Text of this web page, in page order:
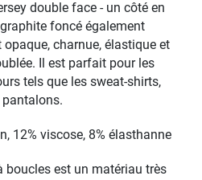
double face - un côté en
foncé également
charnue, élastique et
Il est parfait pour les
tels que les sweat-shirts,
pantalons.
12% viscose, 8% élasthanne
boucles est un matériau très